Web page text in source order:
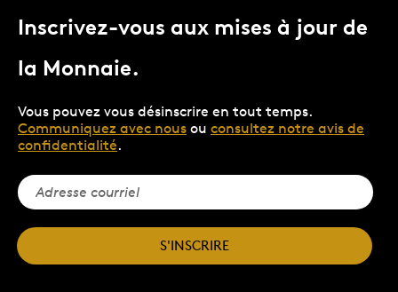
Inscrivez-vous aux mises à jour de
la Monnaie.
Vous pouvez vous désinscrire en tout temps.
Communiquez avec nous ou consultez notre avis de
confidentialité.
S'INSCRIRE